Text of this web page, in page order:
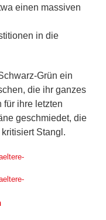
einen massiven
in die
Grün ein
die ihr ganzes
für ihre letzten
geschmiedet, die
Stangl.